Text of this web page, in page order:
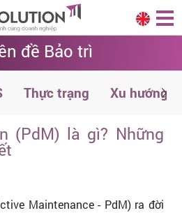
đề Bảo trì
Thực trạng Xu hướng
(PdM) là gì? Những
Maintenance - PdM) ra đời